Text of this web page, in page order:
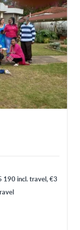
190 incl. travel, €3